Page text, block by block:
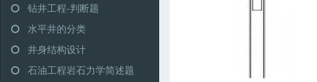
钻井工程-判断题
水平井的分类
井身结构设计
石油工程岩石力学简述题